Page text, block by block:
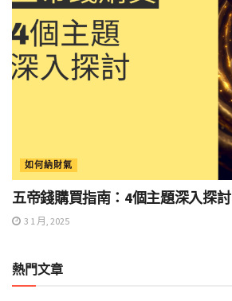
如何納財氣
五帝錢購買指南：4個主題深入探討
3 1 月, 2025
熱門文章